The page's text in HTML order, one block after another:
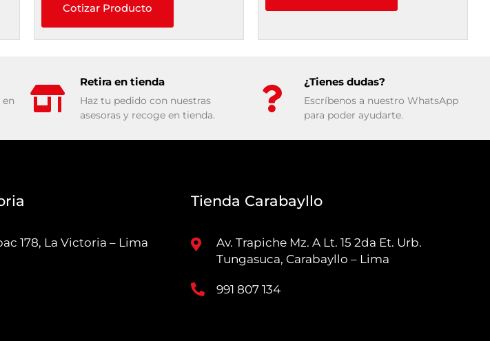
Cotizar Producto
en
Retira en tienda
Haz tu pedido con nuestras
asesoras y recoge en tienda.
¿Tienes dudas?
Escríbenos a nuestro WhatsApp
para poder ayudarte.
178, La Victoria – Lima
Tienda Carabayllo
Av. Trapiche Mz. A Lt. 15 2da Et. Urb.
Tungasuca, Carabayllo – Lima
991 807 134